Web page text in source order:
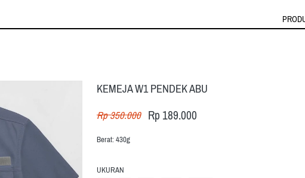
KEMEJA W1 PENDEK ABU
Rp 350.000 Rp 189.000
Berat: 430g
UKURAN